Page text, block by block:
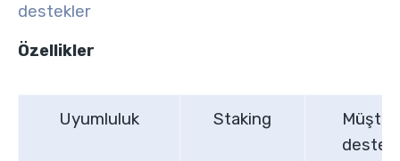
destekler
Özellikler
Uyumluluk Staking
Müşteri
desteği